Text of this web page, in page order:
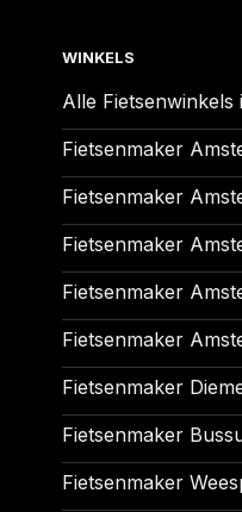
WINKELS
Alle Fietsenwinkels
Fietsenmaker
Fietsenmaker
Fietsenmaker
Fietsenmaker
Fietsenmaker
Fietsenmaker
Fietsenmaker
Fietsenmaker